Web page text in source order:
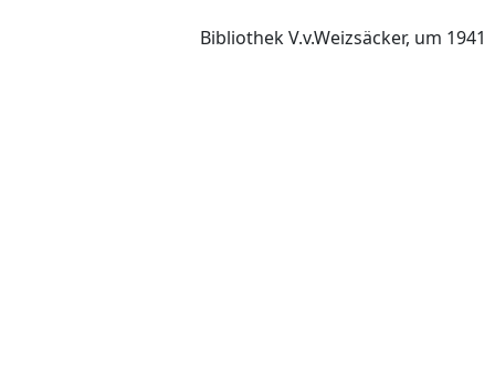
Bibliothek V.v.Weizsäcker, um 1941